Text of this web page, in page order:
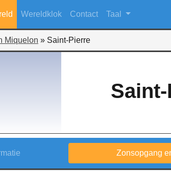
Wereldklok Contact Taal
Miquelon » Saint-Pierre
Zonsopgang